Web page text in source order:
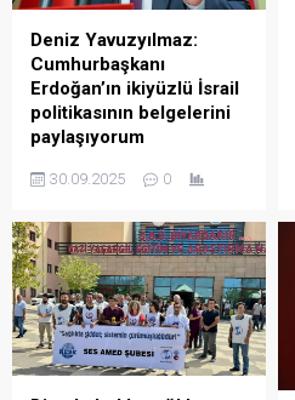
Deniz Yavuzyılmaz:
Cumhurbaşkanı
Erdoğan’ın ikiyüzlü İsrail
politikasının belgelerini
paylaşıyorum
Deniz Yavuzyılmaz,
ikiyüzlü İsrail politikasının
belgelerini paylaşıyorum”
diyerek, Irak merkezi
hükümetinin onayı olmadan
usülsüz petrol taşınmasını
“AKP, adeta İsrail ve diğer
30.09.2025 0